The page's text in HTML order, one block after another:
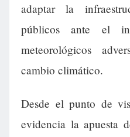
adaptar la
públicos ante el
meteorológicos
cambio climático.
Desde el punto de
evidencia la apuesta